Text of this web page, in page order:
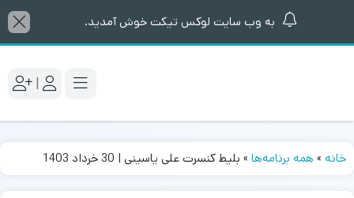
به وب سایت لوکس تیکت خوش آمدید.
|
خانه » همه برنامه‌ها » بلیط کنسرت علی یاسینی | 30 خرداد 1403